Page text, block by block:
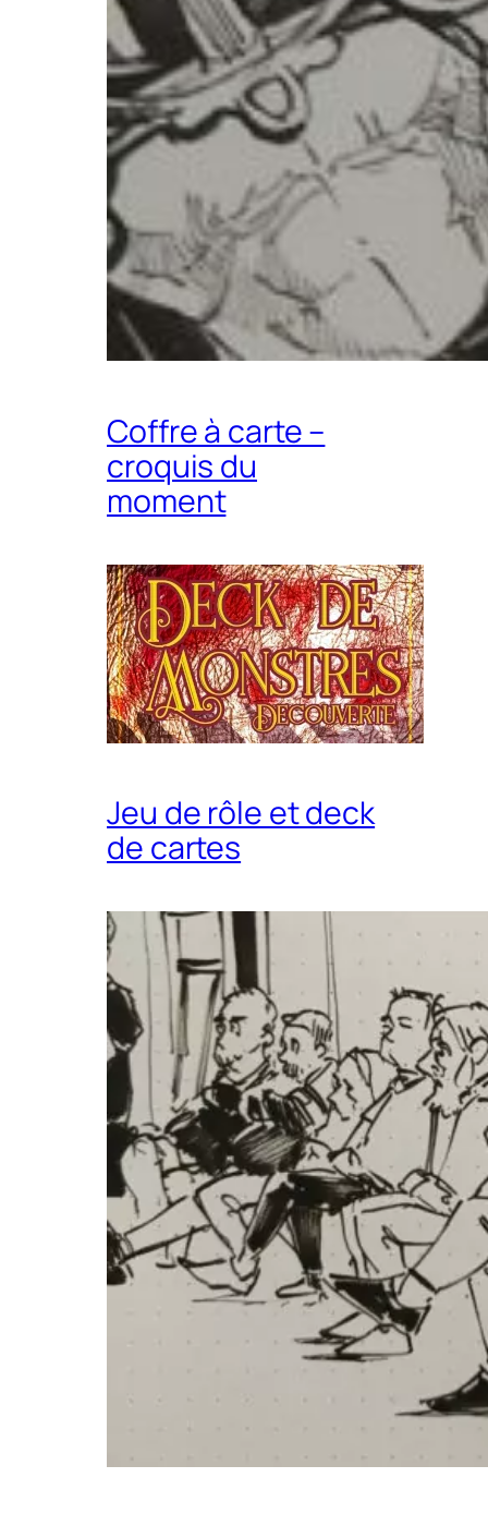
Coffre à carte –
croquis du
moment
Jeu de rôle et deck
de cartes